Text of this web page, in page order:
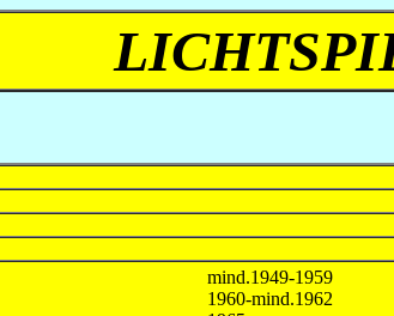
mind.1949-1959
1960-mind.1962